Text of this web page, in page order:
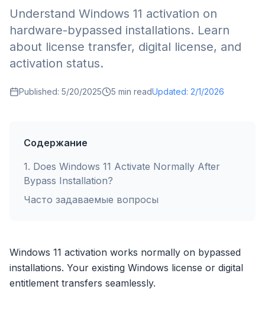
Understand Windows 11 activation on
hardware-bypassed installations. Learn
about license transfer, digital license, and
activation status.
Published: 5/20/2025 5 min readUpdated: 2/1/2026
Содержание
1. Does Windows 11 Activate Normally After
Bypass Installation?
Часто задаваемые вопросы
Windows 11 activation works normally on bypassed
installations. Your existing Windows license or digital
entitlement transfers seamlessly.